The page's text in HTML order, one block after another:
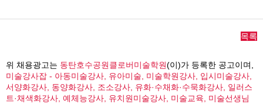
목록
위 채용광고는 동탄호수공원클로버미술학원(이)가 등록한 공고이며,
미술강사잡 - 아동미술강사, 유아미술, 미술학원강사, 입시미술강사,
서양화강사, 동양화강사, 조소강사, 유화·수채화·수묵화강사, 일러스
트·채색화강사, 예체능강사, 유치원미술강사, 미술교육, 미술선생님